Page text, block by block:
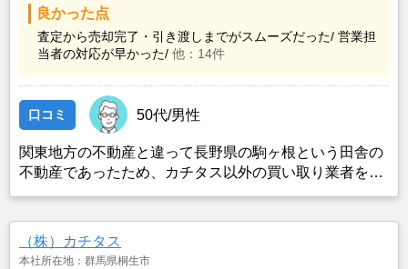
良かった点
査定から売却完了・引き渡しまでがスムーズだった/ 営業担
当者の対応が早かった/ 他：14件
口コミ 50代/男性
関東地方の不動産と違って長野県の駒ヶ根という田舎の
不動産であったため、カチタス以外の買い取り業者をみ
も空き家の状態で不動産を残しておけないと考えて売却
を決めた。
（株）カチタス
本社所在地：群馬県桐生市